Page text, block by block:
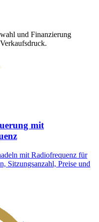
und Finanzierung
mit
mit Radiofrequenz für
Sitzungsanzahl, Preise und